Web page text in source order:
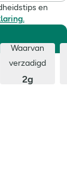
Waarvan
verzadigd
2g
en